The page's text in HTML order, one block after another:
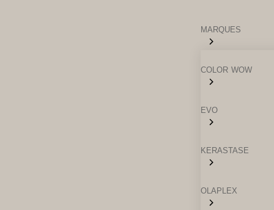
MARQUES
COLOR WOW
EVO
⁠⁠KERASTASE
OLAPLEX